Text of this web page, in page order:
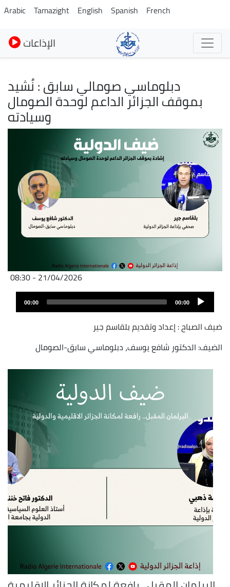
Pasar
al
contenido
principal
Arabic Tamazight English Spanish French
الإذاعات
دبلوماسي صومالي سابق : نُشيد
بموقف الجزائر الداعم لوحدة الصومال
وسيادته
Imagen
21/04/2026 - 08:30
Archivo
audio
00:00
00:00
ضيف الصباح : إعداد وتقديم بلقاسم جير
الضيف: الدكتور شافع يوسف، دبلوماسي سابق-الصومال